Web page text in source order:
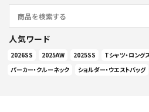
人気ワード
2026SS 2025AW 2025SS Tシャツ・ロング
パーカー・クルーネック
ショルダー・ウエストバッグ